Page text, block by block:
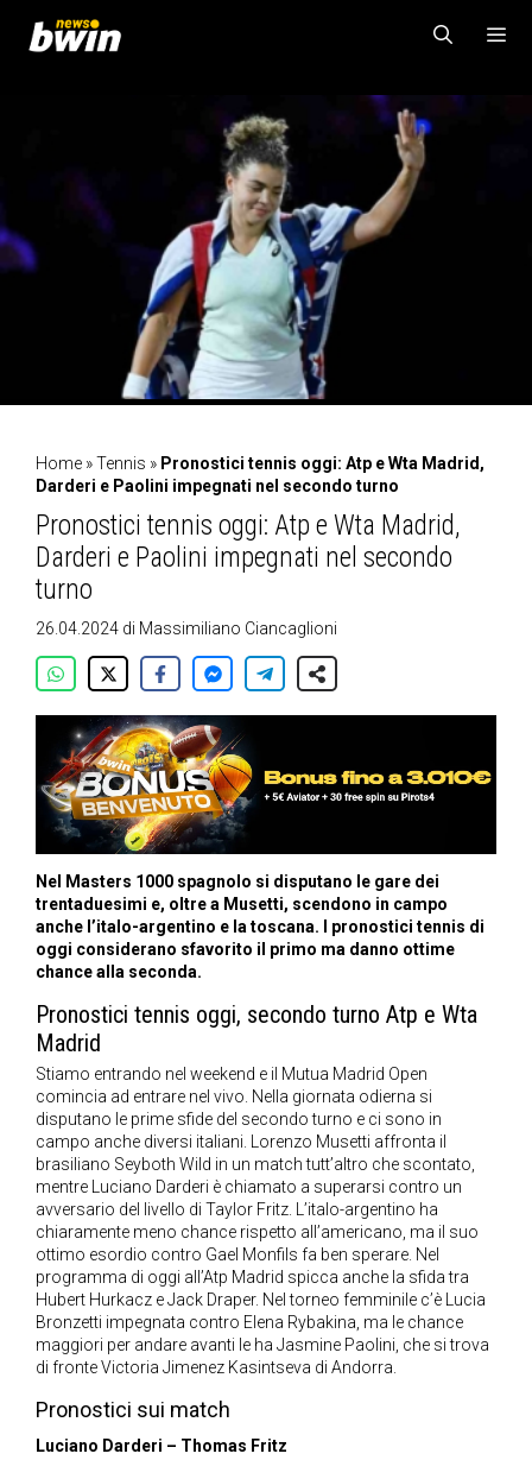
contenuto
Home »Tennis » Pronostici tennis oggi: Atp e Wta Madrid,
Darderi e Paolini impegnati nel secondo turno
Pronostici tennis oggi: Atp e Wta Madrid,
Darderi e Paolini impegnati nel secondo
turno
26.04.2024 di Massimiliano Ciancaglioni
Nel Masters 1000 spagnolo si disputano le gare dei
trentaduesimi e, oltre a Musetti, scendono in campo
anche l’italo-argentino e la toscana. I pronostici tennis di
oggi considerano sfavorito il primo ma danno ottime
chance alla seconda.
Pronostici tennis oggi, secondo turno Atp e Wta
Madrid
Stiamo entrando nel weekend e il Mutua Madrid Open
comincia ad entrare nel vivo. Nella giornata odierna si
disputano le prime sfide del secondo turno e ci sono in
campo anche diversi italiani. Lorenzo Musetti affronta il
brasiliano Seyboth Wild in un match tutt’altro che scontato,
mentre Luciano Darderi è chiamato a superarsi contro un
avversario del livello di Taylor Fritz. L’italo-argentino ha
chiaramente meno chance rispetto all’americano, ma il suo
ottimo esordio contro Gael Monfils fa ben sperare. Nel
programma di oggi all’Atp Madrid spicca anche la sfida tra
Hubert Hurkacz e Jack Draper. Nel torneo femminile c’è Lucia
Bronzetti impegnata contro Elena Rybakina, ma le chance
maggiori per andare avanti le ha Jasmine Paolini, che si trova
di fronte Victoria Jimenez Kasintseva di Andorra.
Pronostici sui match
Luciano Darderi – Thomas Fritz